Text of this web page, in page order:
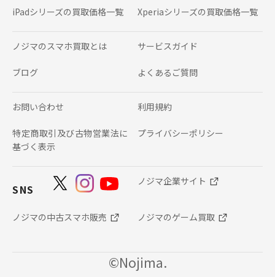
iPadシリーズの 買取価格一覧 Xperiaシリーズの 買取価格一覧
ノジマのスマホ買取とは サービスガイド
ブログ よくあるご質問
お問い合わせ 利用規約
特定商取引及び古物営業法に
基づく表示
プライバシーポリシー
SNS
ノジマ企業サイト
ノジマの中古スマホ販売 ノジマのゲーム買取
©Nojima.